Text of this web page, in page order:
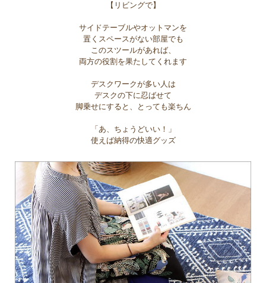
【リビングで】
サイドテーブルやオットマンを
置くスペースがない部屋でも
このスツールがあれば、
両方の役割を果たしてくれます
デスクワークが多い人は
デスクの下に忍ばせて
脚乗せにすると、とっても楽ちん
「あ、ちょうどいい！」
使えば納得の快適グッズ